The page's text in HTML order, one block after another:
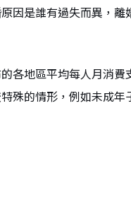
因是誰有過失而異，離
各地區平均每人月消費
殊的情形，例如未成年